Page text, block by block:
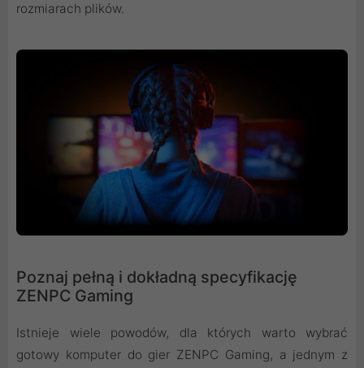
rozmiarach plików.
Poznaj pełną i dokładną specyfikację
ZENPC Gaming
Istnieje wiele powodów, dla których warto wybrać
gotowy komputer do gier ZENPC Gaming, a jednym z